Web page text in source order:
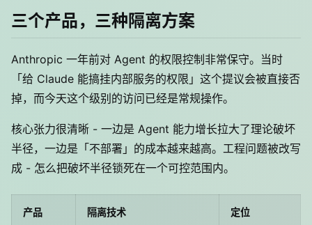
三个产品，三种隔离方案
Anthropic 一年前对 Agent 的权限控制非常保守。当时
「给 Claude 能搞挂内部服务的权限」这个提议会被直接否
掉，而今天这个级别的访问已经是常规操作。
核心张力很清晰 - 一边是 Agent 能力增长拉大了理论破坏
半径，一边是「不部署」的成本越来越高。工程问题被改写
成 - 怎么把破坏半径锁死在一个可控范围内。
产品 隔离技术 定位